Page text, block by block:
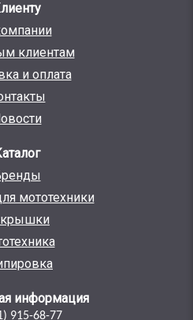
клиентам
и оплата
мототехники
информация
915-68-77